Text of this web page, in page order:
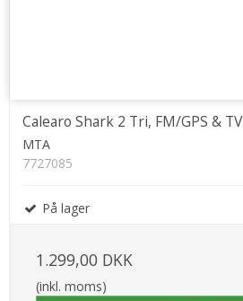
Calearo Shark 2 Tri, FM/GPS & TV
MTA
7727085
På lager
1.299,00 DKK
(inkl. moms)